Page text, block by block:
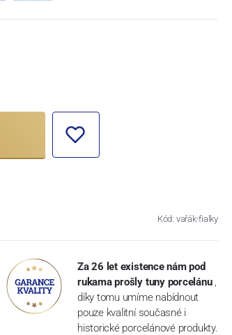
Kód: vařák-fialky
Za 26 let existence nám pod
rukama prošly tuny porcelánu ,
díky tomu umíme nabídnout
pouze kvalitní současné i
historické porcelánové produkty.